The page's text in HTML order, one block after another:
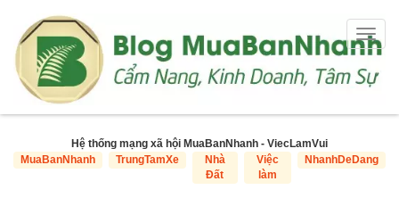
Hệ thống mạng xã hội MuaBanNhanh - ViecLamVui
MuaBanNhanh
TrungTamXe
Nhà
Đất
Việc
làm
NhanhDeDang